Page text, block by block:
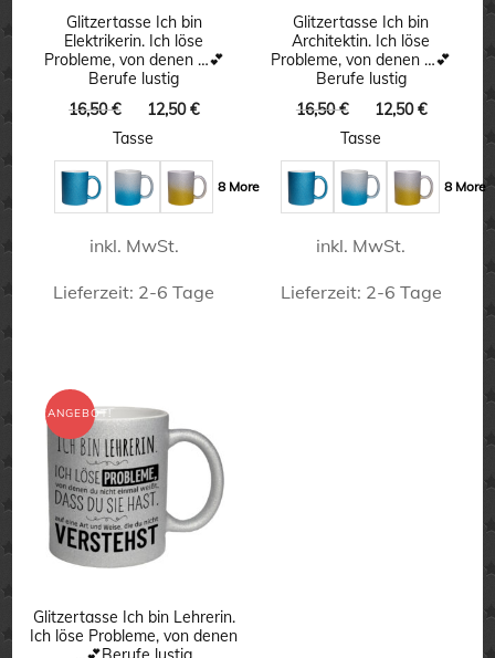
können
auf
der
Produktseite
gewählt
werden
können
auf
der
Produktseite
gewählt
werden
Glitzertasse Ich bin
Elektrikerin. Ich löse
Probleme, von denen …💕
Berufe lustig
16,50€
Ursprünglicher
Preis
16,50 €
12,50€
12,50 €.
Tasse
8 More
inkl. MwSt.
Lieferzeit: 2-6 Tage
weist
mehrere
Varianten
auf.
Die
Optionen
können
auf
Glitzertasse Ich bin
Architektin. Ich löse
Probleme, von denen …💕
Berufe lustig
16,50€
Ursprünglicher
Preis
16,50 €
12,50€
12,50 €.
Tasse
8 More
inkl. MwSt.
Lieferzeit: 2-6 Tage
ANGEBOT!
Glitzertasse Ich bin Lehrerin.
Ich löse Probleme, von denen